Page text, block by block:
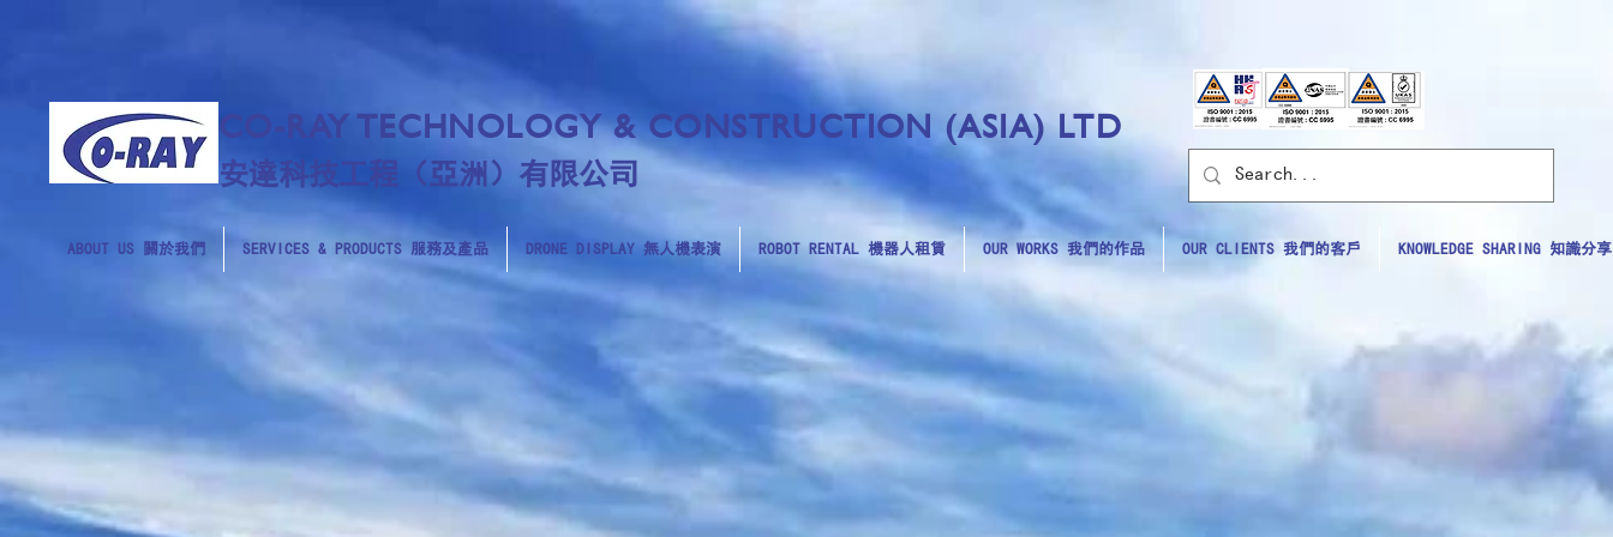
CO-RAY TECHNOLOGY & CONSTRUCTION (ASIA) LTD
安達科技工程（亞洲）有限公司
ABOUT US 關於我們 SERVICES & PRODUCTS 服務及產品 DRONE DISPLAY 無人機表演 ROBOT RENTAL 機器人租賃 OUR WORKS 我們的作品 OUR CLIENTS 我們的客戶 KNOWLEDGE SHARING 知識分享